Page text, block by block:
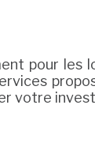
pour les
votre